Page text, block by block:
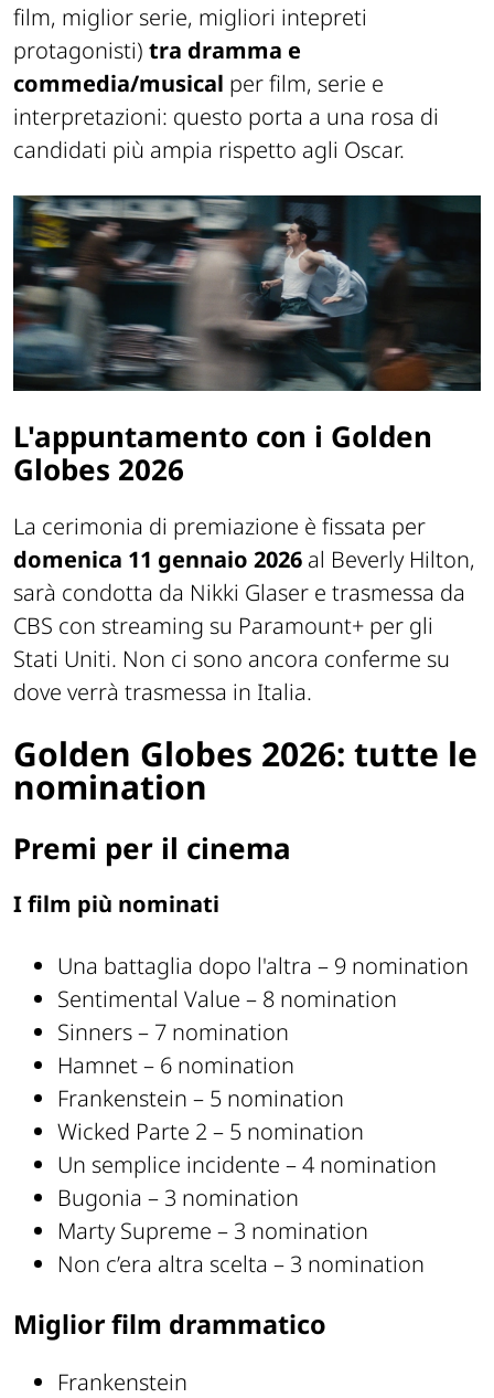
film, miglior serie, migliori intepreti
protagonisti) tra dramma e
commedia/musical per film, serie e
interpretazioni: questo porta a una rosa di
candidati più ampia rispetto agli Oscar.
L'appuntamento con i Golden
Globes 2026
La cerimonia di premiazione è fissata per
domenica 11 gennaio 2026 al Beverly Hilton,
sarà condotta da Nikki Glaser e trasmessa da
CBS con streaming su Paramount+ per gli
Stati Uniti. Non ci sono ancora conferme su
dove verrà trasmessa in Italia.
Golden Globes 2026: tutte le
nomination
Premi per il cinema
I film più nominati
Una battaglia dopo l'altra – 9 nomination
Sentimental Value – 8 nomination
Sinners – 7 nomination
Hamnet – 6 nomination
Frankenstein – 5 nomination
Wicked Parte 2 – 5 nomination
Un semplice incidente – 4 nomination
Bugonia – 3 nomination
Marty Supreme – 3 nomination
Non c’era altra scelta – 3 nomination
Miglior film drammatico
Frankenstein